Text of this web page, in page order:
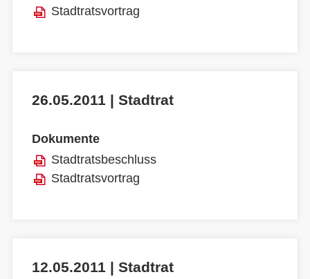
Stadtratsvortrag
26.05.2011 | Stadtrat
Dokumente
Stadtratsbeschluss
Stadtratsvortrag
12.05.2011 | Stadtrat